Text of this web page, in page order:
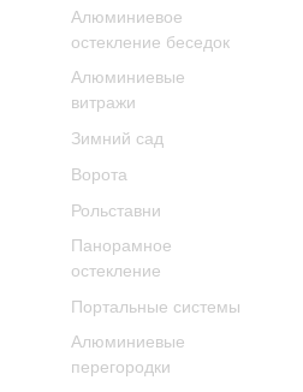
Алюминиевое
остекление беседок
Алюминиевые
витражи
Зимний сад
Ворота
Рольставни
Панорамное
остекление
Портальные системы
Алюминиевые
перегородки